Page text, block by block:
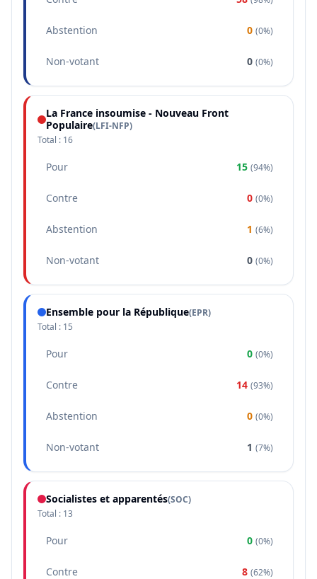
Abstention 0 (0%)
Non-votant 0 (0%)
La France insoumise - Nouveau Front
Populaire(LFI-NFP)
Total : 16
Pour 15 (94%)
Contre 0 (0%)
Abstention 1 (6%)
Non-votant 0 (0%)
Ensemble pour la République(EPR)
Total : 15
Pour 0 (0%)
Contre 14 (93%)
Abstention 0 (0%)
Non-votant 1 (7%)
Socialistes et apparentés(SOC)
Total : 13
Pour 0 (0%)
Contre 8 (62%)